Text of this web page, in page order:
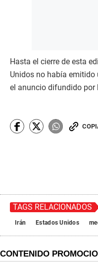
Hasta el cierre de esta
Unidos no había
el anuncio difundido por
TAGS RELACIONADOS
Irán Estados Unidos